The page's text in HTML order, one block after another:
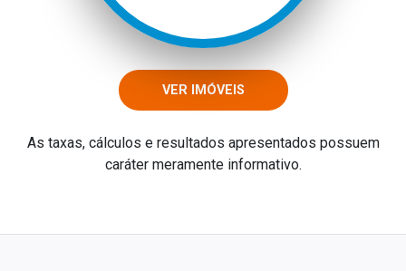
VER IMÓVEIS
As taxas, cálculos e resultados apresentados possuem
caráter meramente informativo.